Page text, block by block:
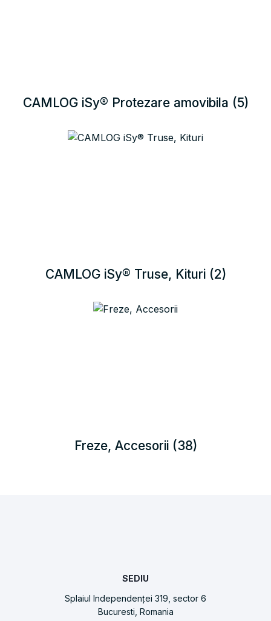
CAMLOG iSy® Protezare amovibila (5)
CAMLOG iSy® Truse, Kituri (2)
Freze, Accesorii (38)
SEDIU
Splaiul Independenței 319, sector 6
Bucuresti, Romania